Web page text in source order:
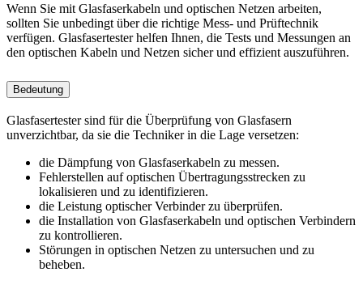
Wenn Sie mit Glasfaserkabeln und optischen Netzen arbeiten,
sollten Sie unbedingt über die richtige Mess- und Prüftechnik
verfügen. Glasfasertester helfen Ihnen, die Tests und Messungen an
den optischen Kabeln und Netzen sicher und effizient auszuführen.
Bedeutung
Glasfasertester sind für die Überprüfung von Glasfasern
unverzichtbar, da sie die Techniker in die Lage versetzen:
die Dämpfung von Glasfaserkabeln zu messen.
Fehlerstellen auf optischen Übertragungsstrecken zu
lokalisieren und zu identifizieren.
die Leistung optischer Verbinder zu überprüfen.
die Installation von Glasfaserkabeln und optischen Verbindern
zu kontrollieren.
Störungen in optischen Netzen zu untersuchen und zu
beheben.